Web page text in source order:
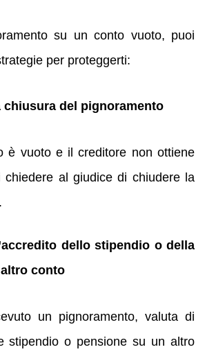
su un conto vuoto, puoi
per proteggerti:
chiusura del pignoramento
è vuoto e il creditore non ottiene
chiedere al giudice di chiudere la
dello stipendio o della
conto
un pignoramento, valuta di
stipendio o pensione su un altro